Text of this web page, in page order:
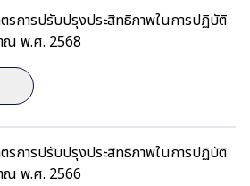
รการปรับปรุงประสิทธิภาพในการปฏิบัติ
ณ พ.ศ. 2568
รการปรับปรุงประสิทธิภาพในการปฏิบัติ
ณ พ.ศ. 2566